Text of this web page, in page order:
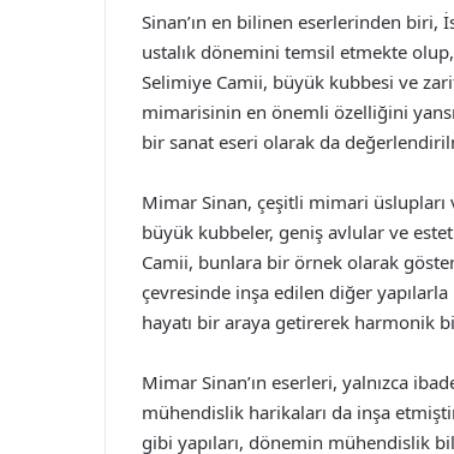
Sinan’ın en bilinen eserlerinden biri,
ustalık dönemini temsil etmekte
Selimiye Camii, büyük kubbesi ve
mimarisinin en önemli özelliğini
bir sanat eseri olarak da
Mimar Sinan, çeşitli mimari üslupları
büyük kubbeler, geniş avlular ve
Camii, bunlara bir örnek olarak
çevresinde inşa edilen diğer
hayatı bir araya getirerek harmonik
Mimar Sinan’ın eserleri, yalnızca
mühendislik harikaları da inşa
gibi yapıları, dönemin mühendislik